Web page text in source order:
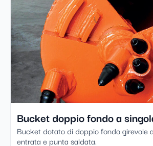
Bucket doppio fondo a
Bucket dotato di doppio fondo girevole
entrata e punta saldata.